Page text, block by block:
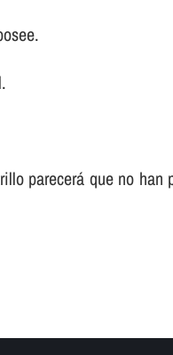
parecerá que no han